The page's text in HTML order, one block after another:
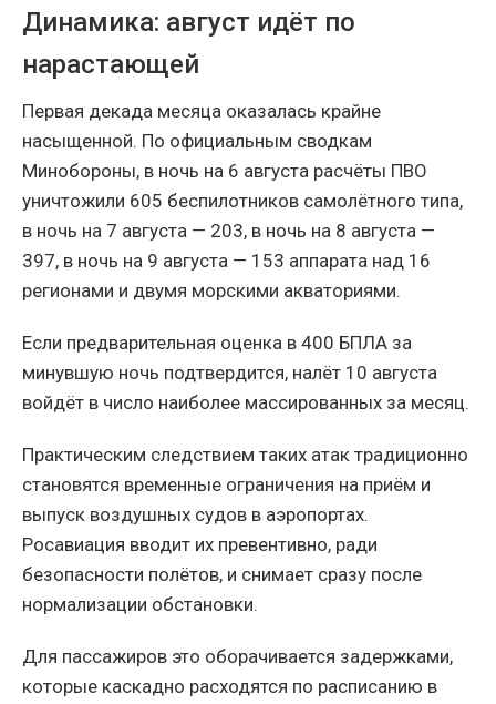
Динамика: август идёт по
нарастающей
Первая декада месяца оказалась крайне
насыщенной. По официальным сводкам
Минобороны, в ночь на 6 августа расчёты ПВО
уничтожили 605 беспилотников самолётного типа,
в ночь на 7 августа — 203, в ночь на 8 августа —
397, в ночь на 9 августа — 153 аппарата над 16
регионами и двумя морскими акваториями.
Если предварительная оценка в 400 БПЛА за
минувшую ночь подтвердится, налёт 10 августа
войдёт в число наиболее массированных за месяц.
Практическим следствием таких атак традиционно
становятся временные ограничения на приём и
выпуск воздушных судов в аэропортах.
Росавиация вводит их превентивно, ради
безопасности полётов, и снимает сразу после
нормализации обстановки.
Для пассажиров это оборачивается задержками,
которые каскадно расходятся по расписанию в